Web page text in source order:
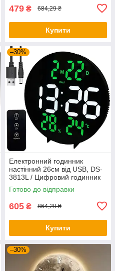
479 ₴ 684,29 ₴
Купити
–30%
Електронний годинник
настінний 26см від USB, DS-
3813L / Цифровий годинник
на стіну / Настільний LED
годинник
Готово до відправки
605 ₴ 864,29 ₴
Купити
–30%